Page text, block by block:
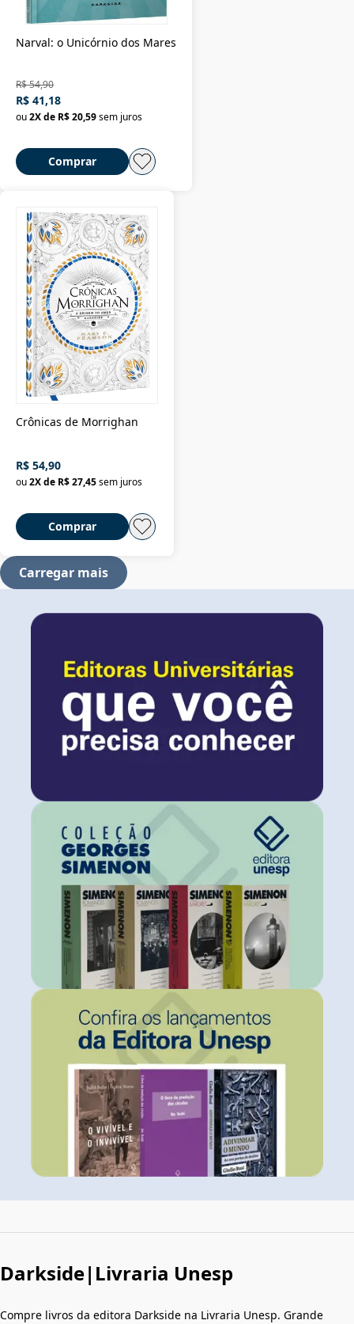
Narval: o Unicórnio dos Mares
R$ 54,90
R$ 41,18
ou2X de R$ 20,59sem juros
Comprar
Crônicas de Morrighan
R$ 54,90
ou2X de R$ 27,45sem juros
Comprar
Darkside|Livraria Unesp
Compre livros da editora Darkside na Livraria Unesp. Grande